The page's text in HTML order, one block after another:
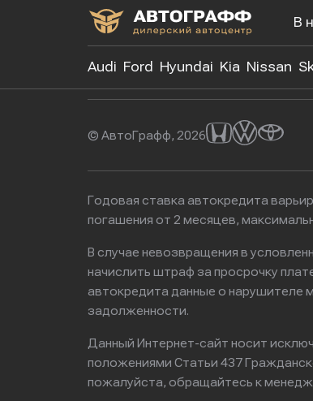
В
Audi Ford Hyundai Kia Nissan
© АвтоГрафф, 2026
Годовая ставка автокредита
погашения от 2 месяцев,
В случае невозвращения в
начислить штраф за просрочку
автокредита данные о нарушителе
задолженности.
Данный Интернет-сайт носит
положениями Статьи 437
пожалуйста, обращайтесь к